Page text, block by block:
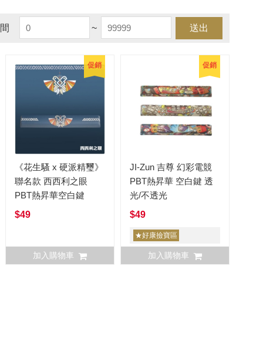
~ 送出
促銷
《花生騷 x 硬派精璽》
聯名款 西西利之眼
PBT熱昇華空白鍵
$49
加入購物車
促銷
JI-Zun 吉尊 幻彩電競
PBT熱昇華 空白鍵 透
光/不透光
$49
★好康撿寶區
加入購物車